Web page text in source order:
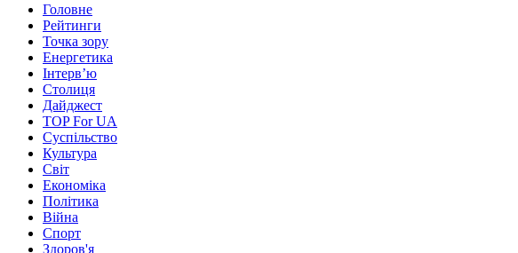
Головне
Рейтинги
Точка зору
Енергетика
Інтерв’ю
Столиця
Дайджест
TOP For UA
Суспiльство
Культура
Світ
Економіка
Політика
Війна
Спорт
Здоров'я